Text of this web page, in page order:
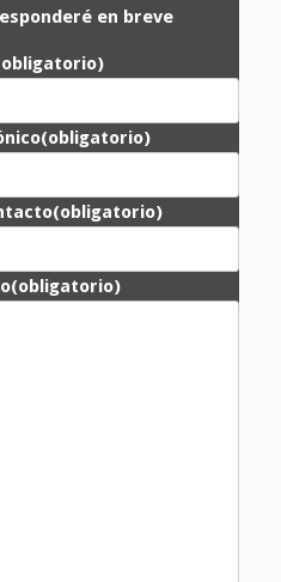
en breve
(obligatorio)
(obligatorio)
(obligatorio)